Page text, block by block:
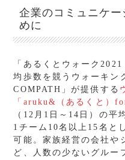
企業のコミュニケ
めに
「あるくとウォーク
均歩数を競うウォーキン
COMPATH」が提供する
「aruku&（あるくと）
（12月1日～14日）の平
1チーム10名以上15名と
可能。家族経営の会社や
ど、人数の少ないグルー